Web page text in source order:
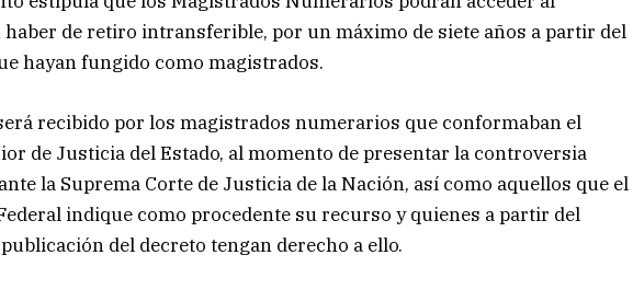
haber de retiro intransferible, por un máximo de siete años a partir del
hayan fungido como magistrados.
recibido por los magistrados numerarios que conformaban el
de Justicia del Estado, al momento de presentar la controversia
la Suprema Corte de Justicia de la Nación, así como aquellos que el
indique como procedente su recurso y quienes a partir del
del decreto tengan derecho a ello.